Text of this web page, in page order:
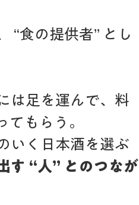
“食の提供者” とし
は足を運んで、料
もらう。
いく日本酒を選ぶ
す “人” とのつなが